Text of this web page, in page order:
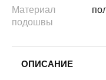
Материал
подошвы
ОПИСАНИЕ